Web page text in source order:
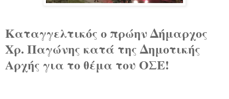
Καταγγελτικός ο πρώην Δήμαρχος
Χρ. Παγώνης κατά της Δημοτικής
Αρχής για το θέμα του ΟΣΕ!